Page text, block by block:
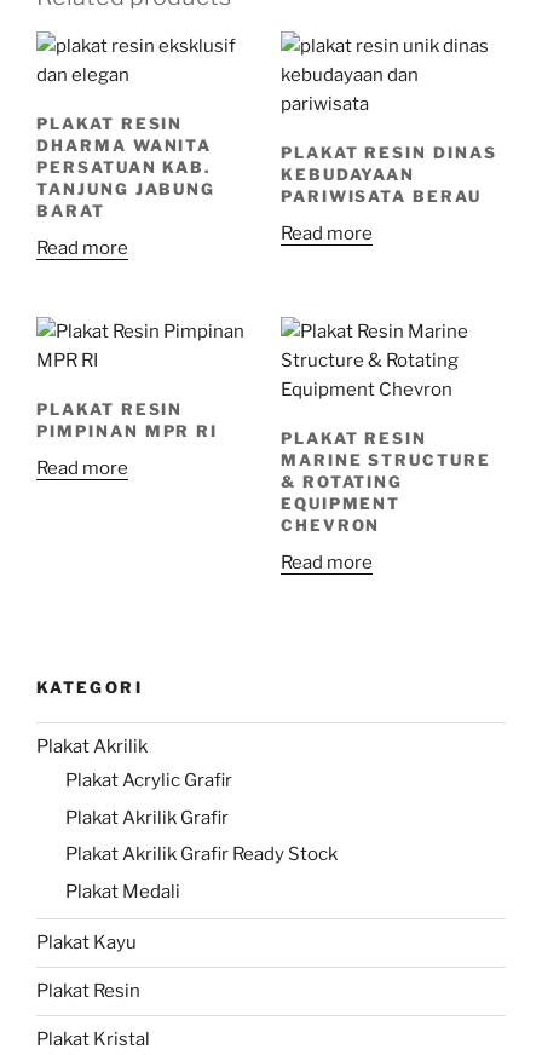
PLAKAT RESIN
DHARMA WANITA
PERSATUAN KAB.
TANJUNG JABUNG
BARAT
Read more
PLAKAT RESIN DINAS
KEBUDAYAAN
PARIWISATA BERAU
Read more
PLAKAT RESIN
PIMPINAN MPR RI
Read more
PLAKAT RESIN
MARINE STRUCTURE
& ROTATING
EQUIPMENT
CHEVRON
Read more
KATEGORI
Plakat Akrilik
Plakat Acrylic Grafir
Plakat Akrilik Grafir
Plakat Akrilik Grafir Ready Stock
Plakat Medali
Plakat Kayu
Plakat Resin
Plakat Kristal